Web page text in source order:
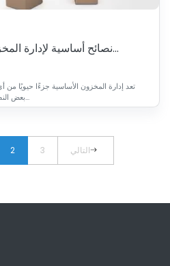
5 نصائح أساسية لإدارة المخزون يمكن أن توفر لك ا...
تعد إدارة المخزون الأساسية جزءًا حيويًا
بعض النصائح البسيطة لإدارة المخزون التي ي...
2 3 التالي